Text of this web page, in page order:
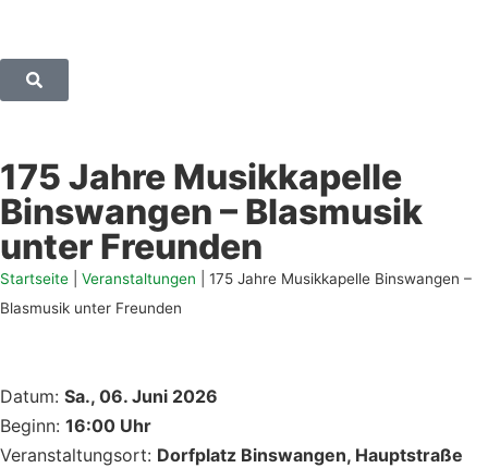
175 Jahre Musikkapelle
Binswangen – Blasmusik
unter Freunden
Startseite Veranstaltungen
175 Jahre Musikkapelle Binswangen –
Blasmusik unter Freunden
Datum: Sa., 06. Juni 2026
Beginn: 16:00 Uhr
Veranstaltungsort: Dorfplatz Binswangen, Hauptstraße